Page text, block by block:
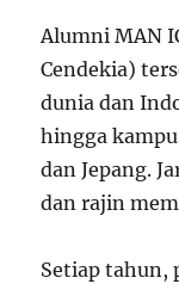
Alumni MAN
Cendekia)
dunia dan
hingga
dan Jepang.
dan rajin
Setiap tahun,